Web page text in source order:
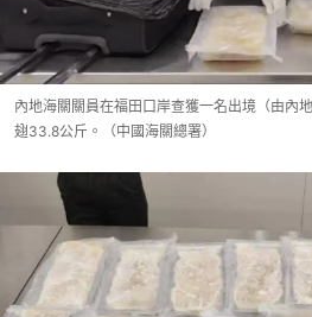
內地海關關員在福田口岸查獲一名出境（由內
翅33.8公斤。（中國海關總署）